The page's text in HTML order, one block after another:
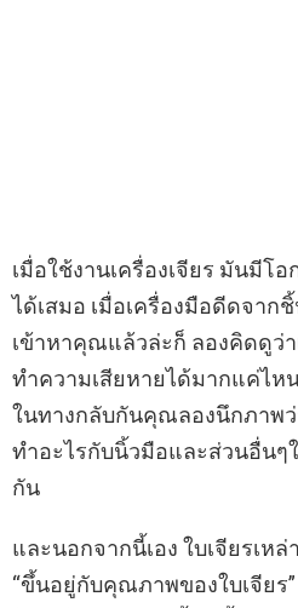
เมื่อใช้งานเครื่องเจียร มันมีโ
ได้เสมอ เมื่อเครื่องมือดีดจาก
เข้าหาคุณแล้วล่ะก็ ลองคิดดูว่
ทำความเสียหายได้มากแค่ไห
ในทางกลับกันคุณลองนึกภาพว่
ทำอะไรกับนิ้วมือและส่วนอื่น
กัน